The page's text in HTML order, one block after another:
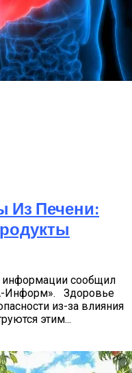
Из Печени:
информации сообщил
Информ». Здоровье
из-за влияния
этим...